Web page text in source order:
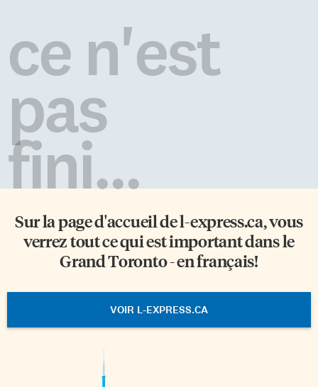
ce n'est
pas
fini...
Sur la page d'accueil del-express.ca, vous
verrez tout ce qui est important dans le
Grand Toronto - en français!
VOIR L-EXPRESS.CA